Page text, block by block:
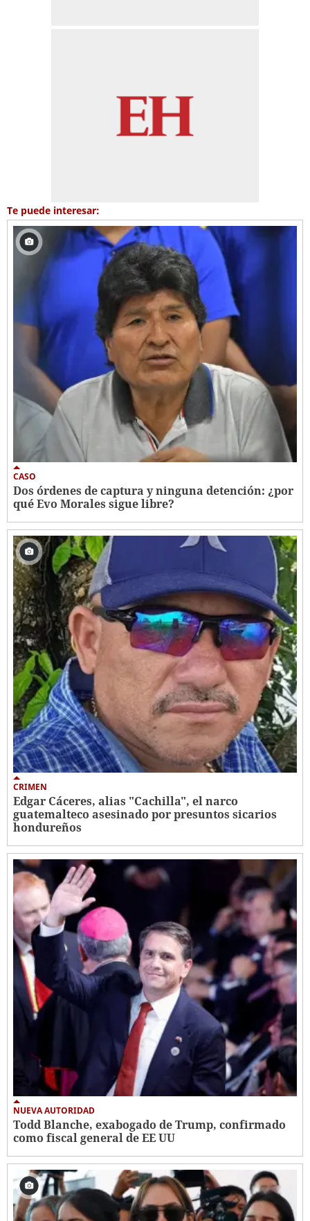
Te puede interesar:
CASO
Dos órdenes de captura y ninguna detención: ¿por
qué Evo Morales sigue libre?
CRIMEN
Edgar Cáceres, alias "Cachilla", el narco
guatemalteco asesinado por presuntos sicarios
hondureños
NUEVA AUTORIDAD
Todd Blanche, exabogado de Trump, confirmado
como fiscal general de EE UU